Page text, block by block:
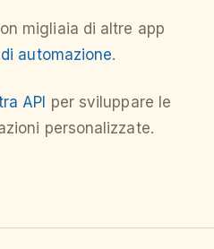
migliaia di altre app
automazione.
API per sviluppare le
personalizzate.